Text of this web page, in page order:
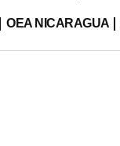
OEA NICARAGUA